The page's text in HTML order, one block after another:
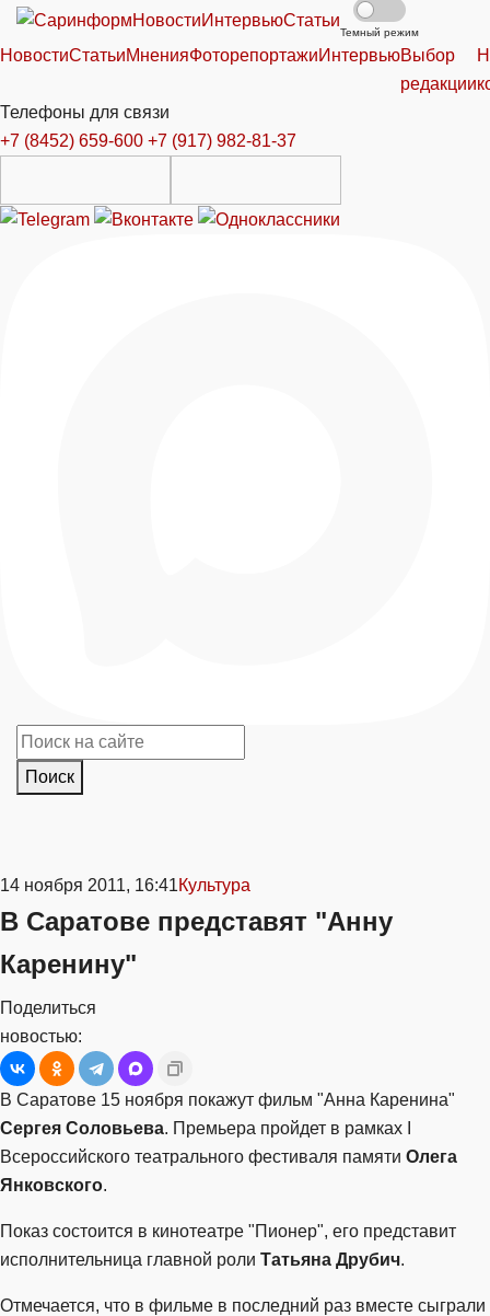
НовостиИнтервьюСтатьи
Темный режим
НовостиСтатьиМненияФоторепортажиИнтервьюВыбор
редакции
Телефоны для связи
+7 (8452) 659-600 +7 (917) 982-81-37
Поиск
14 ноября 2011, 16:41Культура
В Саратове представят "Анну
Каренину"
Поделиться
новостью:
В Саратове 15 ноября покажут фильм "Анна Каренина"
Сергея Соловьева. Премьера пройдет в рамках I
Всероссийского театрального фестиваля памяти Олега
Янковского.
Показ состоится в кинотеатре "Пионер", его представит
исполнительница главной роли Татьяна Друбич.
Отмечается, что в фильме в последний раз вместе сыграли